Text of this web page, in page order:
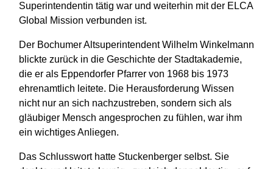
Superintendentin tätig war und weiterhin mit der ELCA
Global Mission verbunden ist.
Der Bochumer Altsuperintendent Wilhelm Winkelmann
blickte zurück in die Geschichte der Stadtakademie,
die er als Eppendorfer Pfarrer von 1968 bis 1973
ehrenamtlich leitete. Die Herausforderung Wissen
nicht nur an sich nachzustreben, sondern sich als
gläubiger Mensch angesprochen zu fühlen, war ihm
ein wichtiges Anliegen.
Das Schlusswort hatte Stuckenberger selbst. Sie